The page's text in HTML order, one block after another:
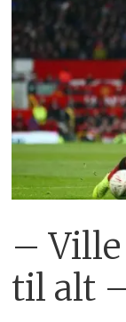
–
til alt